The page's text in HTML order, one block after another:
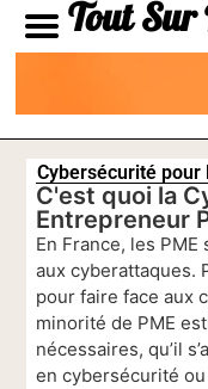
Tout Sur
Cybersécurité pour
C'est quoi la
Entrepreneur
En France, les
aux cyberattaques.
pour faire face aux
minorité de PME
nécessaires, qu’il
en cybersécurité